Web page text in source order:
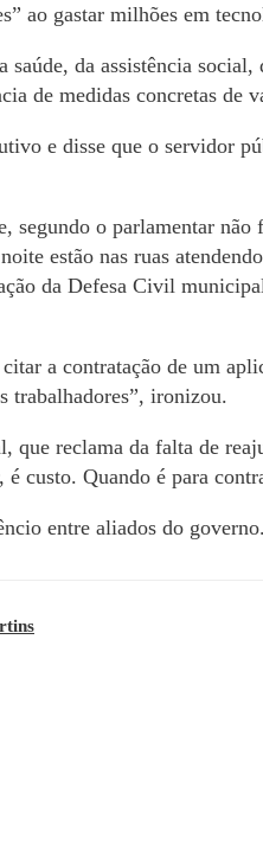
ao gastar milhões em
da assistência
de medidas concretas de
e disse que o servidor
o parlamentar
estão nas ruas
da Defesa Civil
a contratação de um
trabalhadores”, ironizou.
reclama da falta de
é custo. Quando é para
entre aliados do governo.